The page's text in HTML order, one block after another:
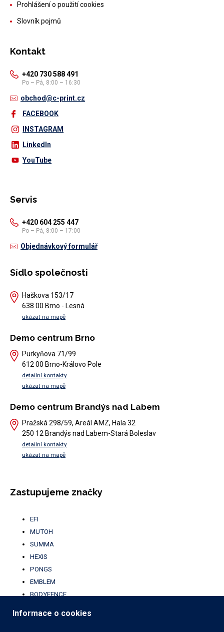
Prohlášení o použití cookies
Slovník pojmů
Kontakt
+420 730 588 491
Po – Pá, 8:00 – 16:30
obchod@c-print.cz
FACEBOOK
INSTAGRAM
LinkedIn
YouTube
Servis
+420 604 255 447
Po – Pá, 8:00 – 17:00
Objednávkový formulář
Sídlo společnosti
Haškova 153/17
638 00 Brno - Lesná
ukázat na mapě
Demo centrum Brno
Purkyňova 71/99
612 00 Brno-Královo Pole
detailní kontakty
ukázat na mapě
Demo centrum Brandýs nad Labem
Pražská 298/59, Areál AMZ, Hala 32
250 12 Brandýs nad Labem-Stará Boleslav
detailní kontakty
ukázat na mapě
Zastupujeme značky
EFI
MUTOH
SUMMA
HEXIS
PONGS
EMBLEM
BODYFENCE
Informace o cookies